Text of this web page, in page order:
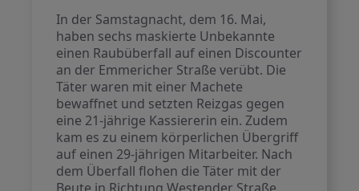
In der Samstagnacht, dem 16. Mai,
haben sechs maskierte Unbekannte
einen Raubüberfall auf einen Discounter
an der Emmericher Straße verübt. Die
Täter waren mit einer Machete
bewaffnet und setzten Reizgas gegen
eine 21-jährige Kassiererin ein. Zudem
kam es zu einem körperlichen Übergriff
auf einen 29-jährigen Mitarbeiter. Nach
dem Überfall flohen die Täter mit der